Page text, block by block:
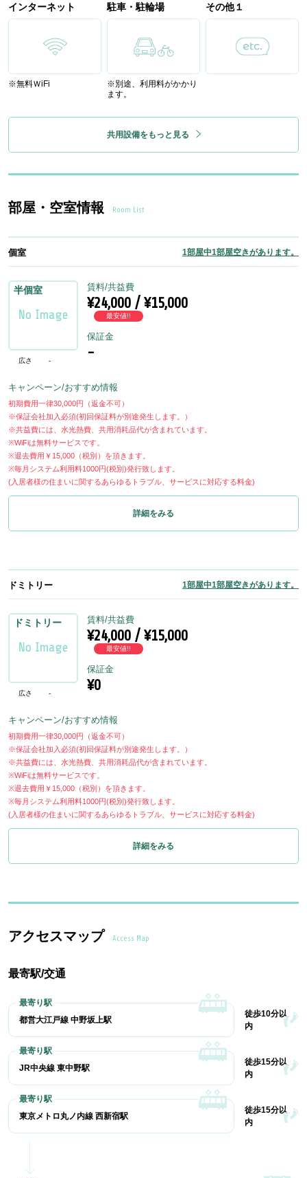
インターネット
※無料ＷiFi
駐車・駐輪場
※別途、利用料がかかり
ます。
その他１
共用設備をもっと見る
部屋・空室情報 Room List
個室 1部屋中1部屋空きがあります。
半個室
広さ -
賃料/共益費
¥24,000 / ¥15,000
最安値!!
保証金
-
キャンペーン/おすすめ情報
初期費用一律30,000円（返金不可）
※保証会社加入必須(初回保証料が別途発生します。）
※共益費には、水光熱費、共用消耗品代が含まれています。
※WiFiは無料サービスです。
※退去費用￥15,000（税別）を頂きます。
※毎月システム利用料1000円(税別)発行致します。
(入居者様の住まいに関するあらゆるトラブル、サービスに対応する料金)
詳細をみる
ドミトリー 1部屋中1部屋空きがあります。
ドミトリー
広さ -
賃料/共益費
¥24,000 / ¥15,000
最安値!!
保証金
¥0
キャンペーン/おすすめ情報
初期費用一律30,000円（返金不可）
※保証会社加入必須(初回保証料が別途発生します。）
※共益費には、水光熱費、共用消耗品代が含まれています。
※WiFiは無料サービスです。
※退去費用￥15,000（税別）を頂きます。
※毎月システム利用料1000円(税別)発行致します。
(入居者様の住まいに関するあらゆるトラブル、サービスに対応する料金)
詳細をみる
アクセスマップ Access Map
最寄駅/交通
都営大江戸線 中野坂上駅
徒歩10分以
内
JR中央線 東中野駅
徒歩15分以
内
東京メトロ丸ノ内線 西新宿駅
徒歩15分以
内